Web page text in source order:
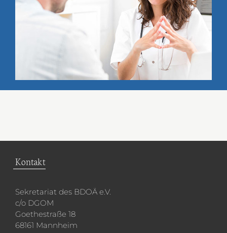
Kontakt
Sekretariat des BDOÄ e.V.
c/o DGOM
Goethestraße 18
68161 Mannheim